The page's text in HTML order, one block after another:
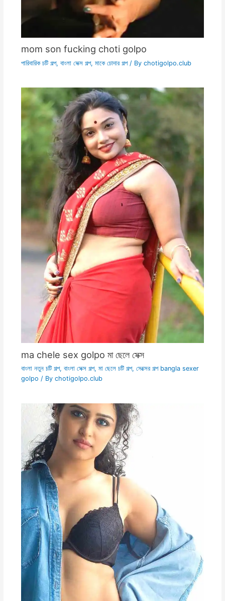
mom son fucking choti golpo
পারিবারিক চটি গল্প, বাংলা সেক্স গল্প, মাকে চোদার গল্প/ By chotigolpo.club
ma chele sex golpo মা ছেলে সেক্স
বাংলা নতুন চটি গল্প, বাংলা সেক্স গল্প, মা ছেলে চটি গল্প, সেক্সের গল্প bangla sexer
golpo / By chotigolpo.club